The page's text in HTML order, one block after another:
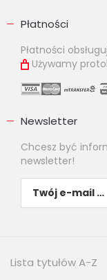
Płatności
Płatności
Używamy
Newsletter
Chcesz być
newsletter!
Lista tytułów A-Z